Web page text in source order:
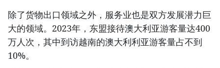
除了货物出口领域之外，服务业也是双方发展潜力巨
大的领域。2023年，东盟接待澳大利亚游客量达400
万人次，其中到访越南的澳大利利亚游客量占不到
10%。